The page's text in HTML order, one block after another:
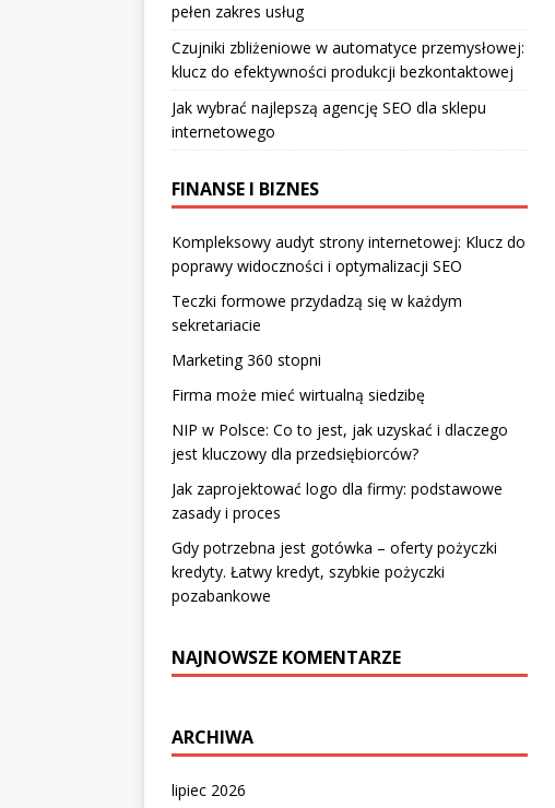
pełen zakres usług
Czujniki zbliżeniowe w automatyce przemysłowej:
klucz do efektywności produkcji bezkontaktowej
Jak wybrać najlepszą agencję SEO dla sklepu
internetowego
FINANSE I BIZNES
Kompleksowy audyt strony internetowej: Klucz do
poprawy widoczności i optymalizacji SEO
Teczki formowe przydadzą się w każdym
sekretariacie
Marketing 360 stopni
Firma może mieć wirtualną siedzibę
NIP w Polsce: Co to jest, jak uzyskać i dlaczego
jest kluczowy dla przedsiębiorców?
Jak zaprojektować logo dla firmy: podstawowe
zasady i proces
Gdy potrzebna jest gotówka – oferty pożyczki
kredyty. Łatwy kredyt, szybkie pożyczki
pozabankowe
NAJNOWSZE KOMENTARZE
ARCHIWA
lipiec 2026